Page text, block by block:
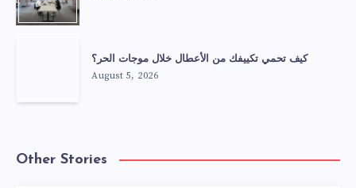
كيف تحمي تكييفك من الأعطال خلال موجات الحر؟
August 5, 2026
Other Stories